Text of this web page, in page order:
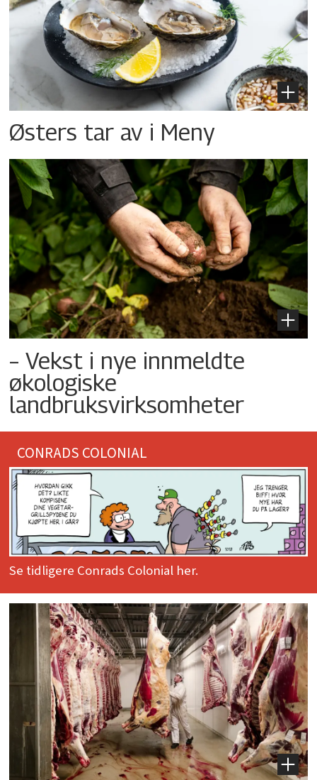
Østers tar av i Meny
– Vekst i nye innmeldte
økologiske
landbruksvirksomheter
CONRADS COLONIAL
Se tidligere Conrads Colonial her.